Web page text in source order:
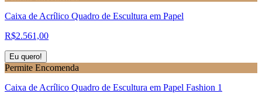
Caixa de Acrílico Quadro de Escultura em Papel
R$2.561,00
Eu quero!
Permite Encomenda
Caixa de Acrílico Quadro de Escultura em Papel Fashion 1